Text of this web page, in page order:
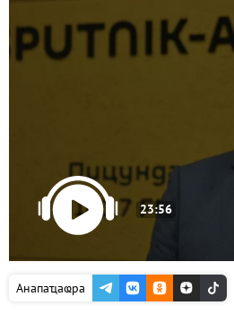
23:56
Анапаҵаҩра